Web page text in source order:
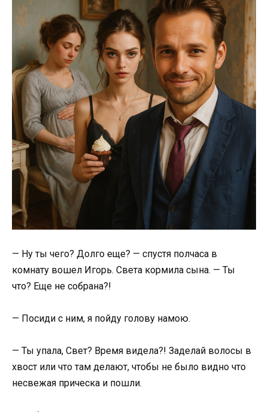
— Ну ты чего? Долго еще? — спустя полчаса в
комнату вошел Игорь. Света кормила сына. — Ты
что? Еще не собрана?!
— Посиди с ним, я пойду голову намою.
— Ты упала, Свет? Время видела?! Заделай волосы в
хвост или что там делают, чтобы не было видно что
несвежая прическа и пошли.